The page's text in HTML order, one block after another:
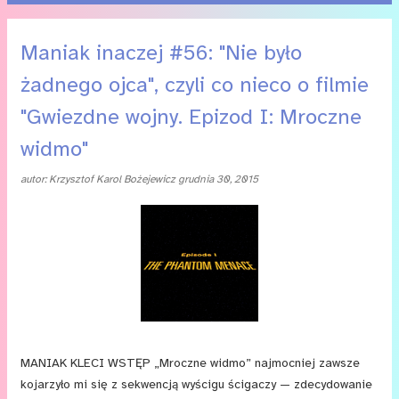
Maniak inaczej #56: "Nie było
żadnego ojca", czyli co nieco o filmie
"Gwiezdne wojny. Epizod I: Mroczne
widmo"
autor:Krzysztof Karol Bożejewicz grudnia 30, 2015
MANIAK KLECI WSTĘP „Mroczne widmo” najmocniej zawsze
kojarzyło mi się z sekwencją wyścigu ścigaczy — zdecydowanie